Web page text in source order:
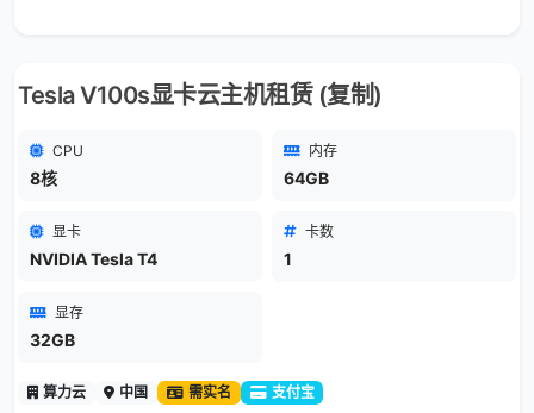
Tesla V100s显卡云主机租赁 (复制)
CPU
8核
内存
64GB
显卡
NVIDIA Tesla T4
卡数
1
显存
32GB
算力云 中国 需实名 支付宝